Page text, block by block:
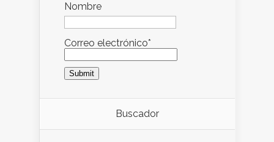
Nombre
Correo electrónico*
Buscador